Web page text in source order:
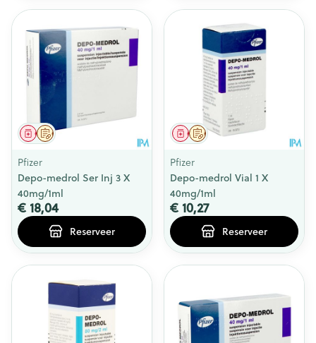
Op voorschrift
Geneesmiddel
Pfizer
Depo-medrol Ser Inj 3 X
40mg/1ml
€ 18,04
Reserveer
Op voorschrift
Geneesmiddel
Pfizer
Depo-medrol Vial 1 X
40mg/1ml
€ 10,27
Reserveer